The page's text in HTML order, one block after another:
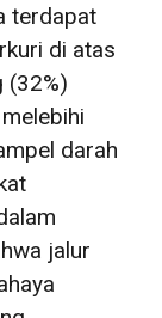
terdapat
di atas
(32%)
darah
jalur